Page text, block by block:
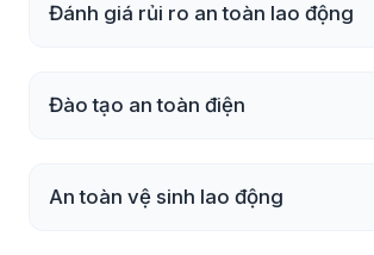
Đánh giá rủi ro an toàn lao động
Đào tạo an toàn điện
An toàn vệ sinh lao động